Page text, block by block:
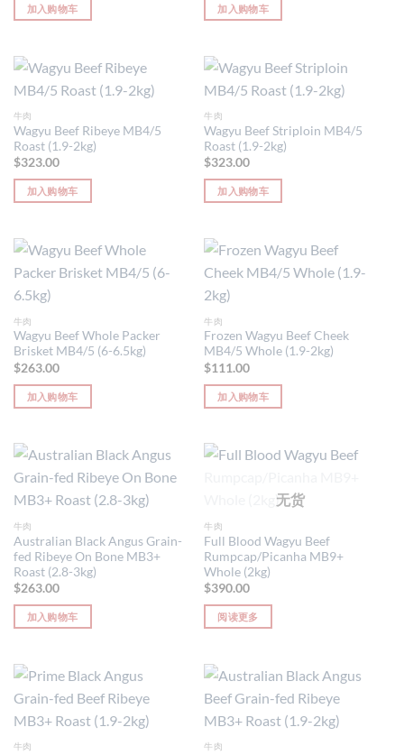
加入购物车 加入购物车
牛肉
Wagyu Beef Ribeye MB4/5
Roast (1.9-2kg)
$323.00
加入购物车
牛肉
Wagyu Beef Striploin MB4/5
Roast (1.9-2kg)
$323.00
加入购物车
牛肉
Wagyu Beef Whole Packer
Brisket MB4/5 (6-6.5kg)
$263.00
加入购物车
牛肉
Frozen Wagyu Beef Cheek
MB4/5 Whole (1.9-2kg)
$111.00
加入购物车
牛肉
Australian Black Angus Grain-
fed Ribeye On Bone MB3+
Roast (2.8-3kg)
$263.00
加入购物车
无货
牛肉
Full Blood Wagyu Beef
Rumpcap/Picanha MB9+
Whole (2kg)
$390.00
阅读更多
牛肉 牛肉